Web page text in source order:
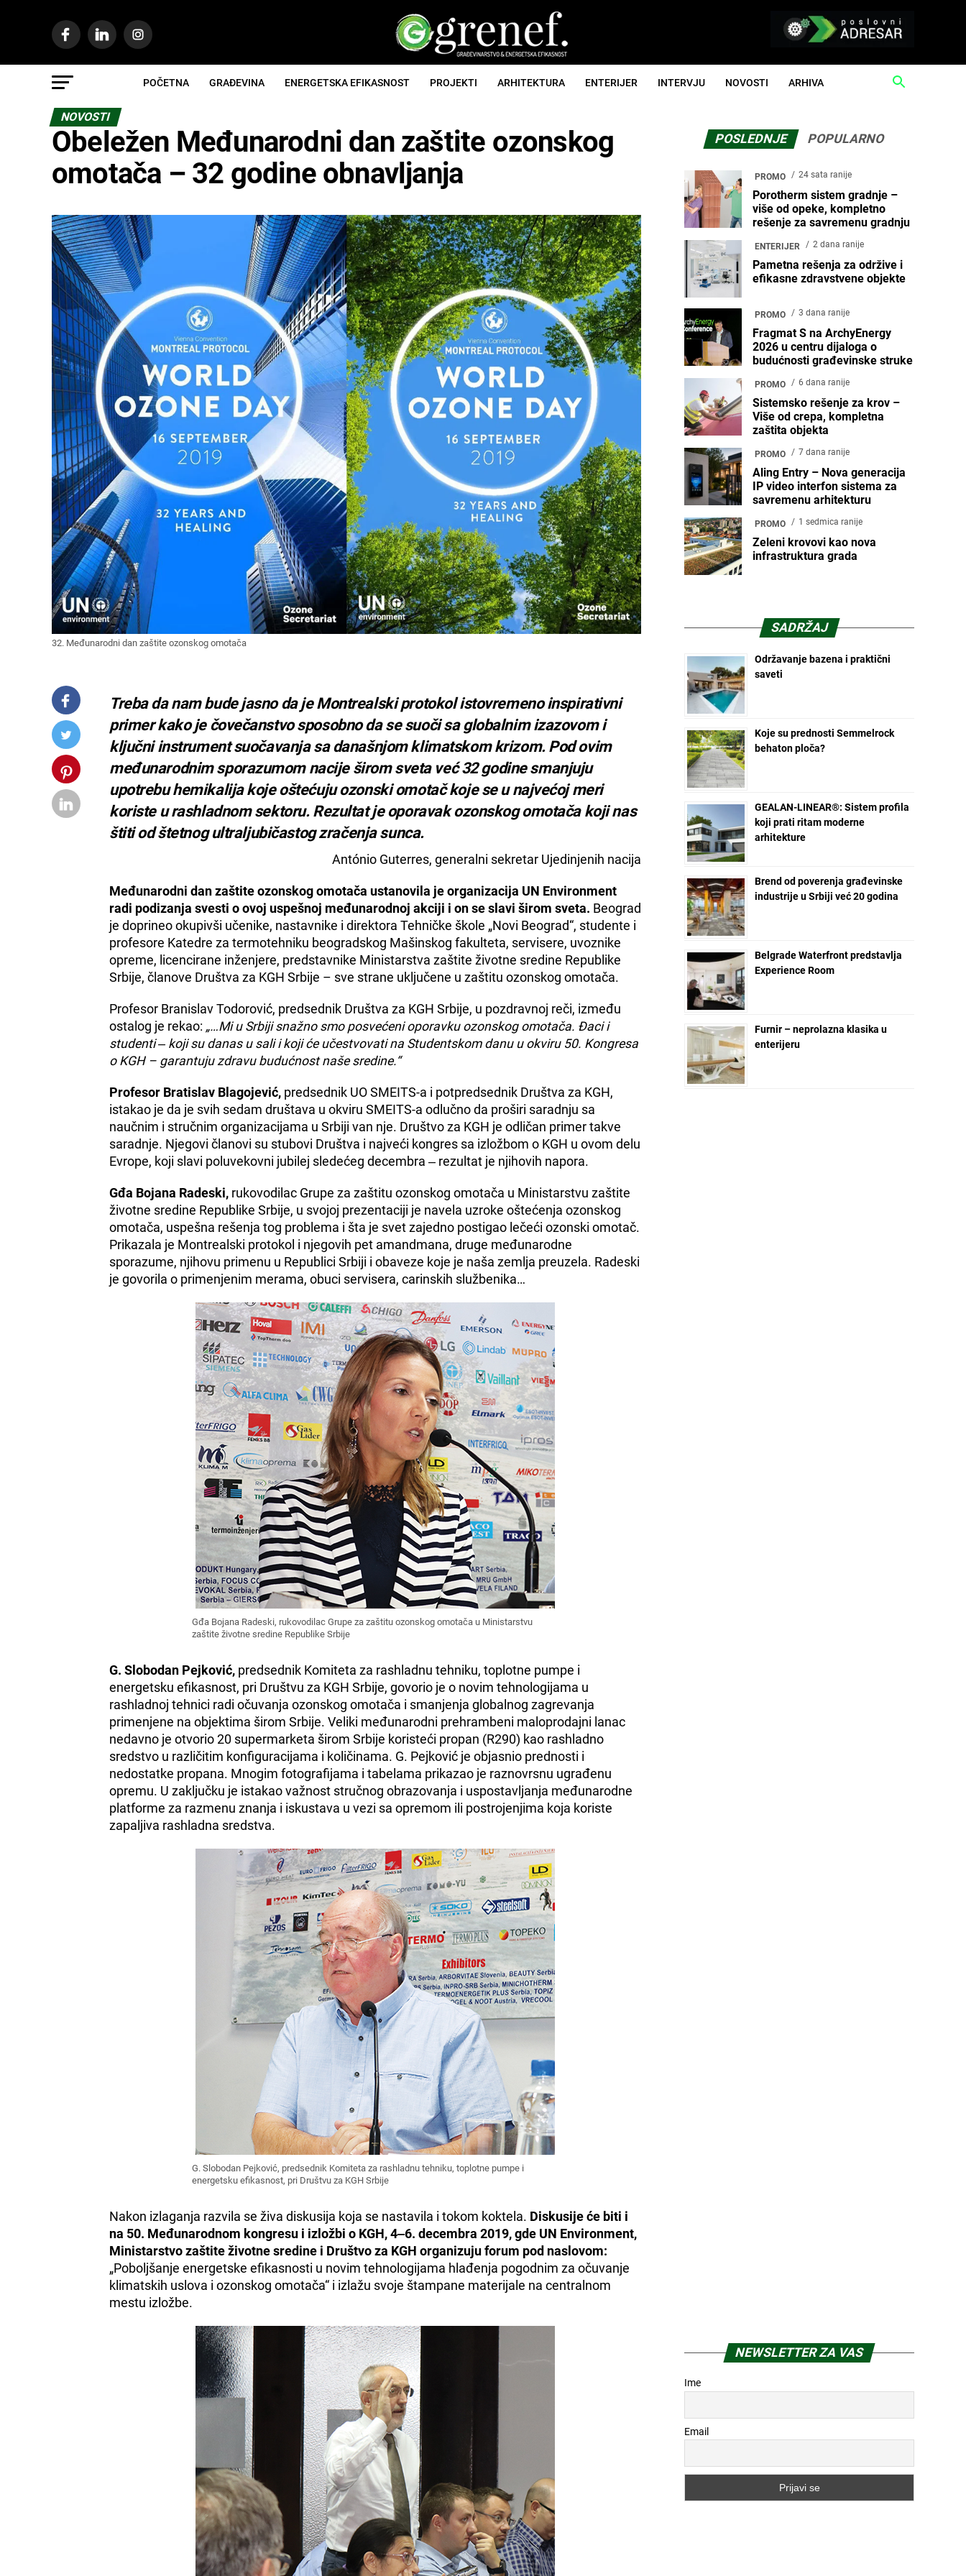
POČETNA GRAĐEVINA ENERGETSKA EFIKASNOST PROJEKTI ARHITEKTURA ENTERIJER INTERVJU NOVOSTI ARHIVA
NOVOSTI
Obeležen Međunarodni dan zaštite ozonskog
omotača – 32 godine obnavljanja
32. Međunarodni dan zaštite ozonskog omotača
Treba da nam bude jasno da je Montrealski protokol istovremeno inspirativni
primer kako je čovečanstvo sposobno da se suoči sa globalnim izazovom i
ključni instrument suočavanja sa današnjom klimatskom krizom. Pod ovim
međunarodnim sporazumom nacije širom sveta već 32 godine smanjuju
upotrebu hemikalija koje oštećuju ozonski omotač koje se u najvećoj meri
koriste u rashladnom sektoru. Rezultat je oporavak ozonskog omotača koji nas
štiti od štetnog ultraljubičastog zračenja sunca.
António Guterres, generalni sekretar Ujedinjenih nacija
Međunarodni dan zaštite ozonskog omotača ustanovila je organizacija UN Environment
radi podizanja svesti o ovoj uspešnoj međunarodnoj akciji i on se slavi širom sveta. Beograd
je doprineo okupivši učenike, nastavnike i direktora Tehničke škole „Novi Beograd“, studente i
profesore Katedre za termotehniku beogradskog Mašinskog fakulteta, servisere, uvoznike
opreme, licencirane inženjere, predstavnike Ministarstva zaštite životne sredine Republike
Srbije, članove Društva za KGH Srbije – sve strane uključene u zaštitu ozonskog omotača.
Profesor Branislav Todorović, predsednik Društva za KGH Srbije, u pozdravnoj reči, između
ostalog je rekao: „…Mi u Srbiji snažno smo posvećeni oporavku ozonskog omotača. Đaci i
studenti ‒ koji su danas u sali i koji će učestvovati na Studentskom danu u okviru 50. Kongresa
o KGH – garantuju zdravu budućnost naše sredine.“
Profesor Bratislav Blagojević, predsednik UO SMEITS-a i potpredsednik Društva za KGH,
istakao je da je svih sedam društava u okviru SMEITS-a odlučno da proširi saradnju sa
naučnim i stručnim organizacijama u Srbiji van nje. Društvo za KGH je odličan primer takve
saradnje. Njegovi članovi su stubovi Društva i najveći kongres sa izložbom o KGH u ovom delu
Evrope, koji slavi poluvekovni jubilej sledećeg decembra ‒ rezultat je njihovih napora.
Gđa Bojana Radeski, rukovodilac Grupe za zaštitu ozonskog omotača u Ministarstvu zaštite
životne sredine Republike Srbije, u svojoj prezentaciji je navela uzroke oštećenja ozonskog
omotača, uspešna rešenja tog problema i šta je svet zajedno postigao lečeći ozonski omotač.
Prikazala je Montrealski protokol i njegovih pet amandmana, druge međunarodne
sporazume, njihovu primenu u Republici Srbiji i obaveze koje je naša zemlja preuzela. Radeski
je govorila o primenjenim merama, obuci servisera, carinskih službenika…
Gđa Bojana Radeski, rukovodilac Grupe za zaštitu ozonskog omotača u Ministarstvu
zaštite životne sredine Republike Srbije
G. Slobodan Pejković, predsednik Komiteta za rashladnu tehniku, toplotne pumpe i
energetsku efikasnost, pri Društvu za KGH Srbije, govorio je o novim tehnologijama u
rashladnoj tehnici radi očuvanja ozonskog omotača i smanjenja globalnog zagrevanja
primenjene na objektima širom Srbije. Veliki međunarodni prehrambeni maloprodajni lanac
nedavno je otvorio 20 supermarketa širom Srbije koristeći propan (R290) kao rashladno
sredstvo u različitim konfiguracijama i količinama. G. Pejković je objasnio prednosti i
nedostatke propana. Mnogim fotografijama i tabelama prikazao je raznovrsnu ugrađenu
opremu. U zaključku je istakao važnost stručnog obrazovanja i uspostavljanja međunarodne
platforme za razmenu znanja i iskustava u vezi sa opremom ili postrojenjima koja koriste
zapaljiva rashladna sredstva.
G. Slobodan Pejković, predsednik Komiteta za rashladnu tehniku, toplotne pumpe i
energetsku efikasnost, pri Društvu za KGH Srbije
Nakon izlaganja razvila se živa diskusija koja se nastavila i tokom koktela. Diskusije će biti i
na 50. Međunarodnom kongresu i izložbi o KGH, 4‒6. decembra 2019, gde UN Environment,
Ministarstvo zaštite životne sredine i Društvo za KGH organizuju forum pod naslovom:
„Poboljšanje energetske efikasnosti u novim tehnologijama hlađenja pogodnim za očuvanje
klimatskih uslova i ozonskog omotača“ i izlažu svoje štampane materijale na centralnom
mestu izložbe.
POSLEDNJE POPULARNO
PROMO 24 sata ranije
Porotherm sistem gradnje –
više od opeke, kompletno
rešenje za savremenu gradnju
ENTERIJER 2 dana ranije
Pametna rešenja za održive i
efikasne zdravstvene objekte
PROMO 3 dana ranije
Fragmat S na ArchyEnergy
2026 u centru dijaloga o
budućnosti građevinske struke
PROMO 6 dana ranije
Sistemsko rešenje za krov –
Više od crepa, kompletna
zaštita objekta
PROMO 7 dana ranije
Aling Entry – Nova generacija
IP video interfon sistema za
savremenu arhitekturu
PROMO 1 sedmica ranije
Zeleni krovovi kao nova
infrastruktura grada
SADRŽAJ
Održavanje bazena i praktični
saveti
Koje su prednosti Semmelrock
behaton ploča?
GEALAN-LINEAR®: Sistem profila
koji prati ritam moderne
arhitekture
Brend od poverenja građevinske
industrije u Srbiji već 20 godina
Belgrade Waterfront predstavlja
Experience Room
Furnir – neprolazna klasika u
enterijeru